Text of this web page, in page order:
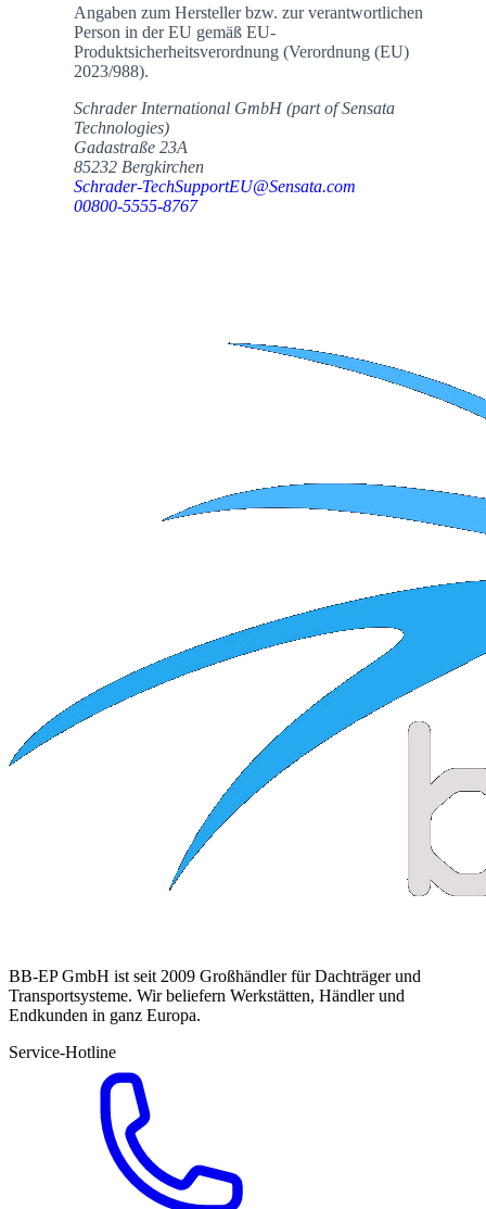
Angaben zum Hersteller bzw. zur verantwortlichen
Person in der EU gemäß EU-
Produktsicherheitsverordnung (Verordnung (EU)
2023/988).
Schrader International GmbH (part of Sensata
Technologies)
Gadastraße 23A
85232 Bergkirchen
Schrader-TechSupportEU@Sensata.com
00800-5555-8767
BB-EP GmbH ist seit 2009 Großhändler für Dachträger und
Transportsysteme. Wir beliefern Werkstätten, Händler und
Endkunden in ganz Europa.
Service-Hotline